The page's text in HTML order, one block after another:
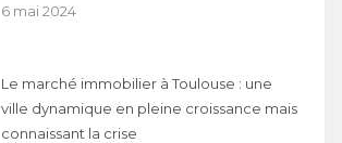
6 mai 2024
Le marché immobilier à Toulouse : une
ville dynamique en pleine croissance mais
connaissant la crise